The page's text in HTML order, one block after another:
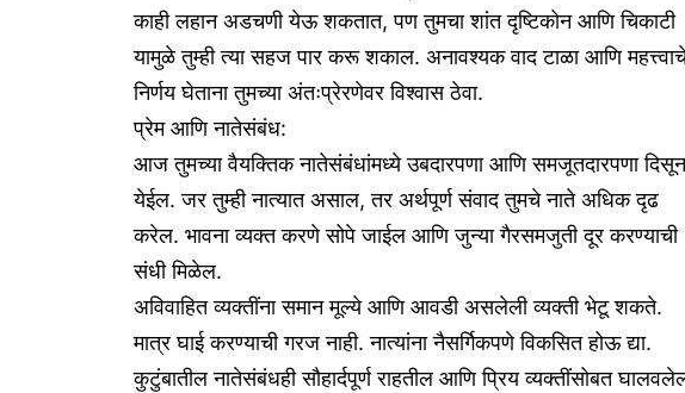
काही लहान अडचणी येऊ शकतात, पण तुमचा शांत दृष्टिकोन आणि चिकाटी
यामुळे तुम्ही त्या सहज पार करू शकाल. अनावश्यक वाद टाळा आणि
निर्णय घेताना तुमच्या अंतःप्रेरणेवर विश्वास ठेवा.
प्रेम आणि नातेसंबंध:
आज तुमच्या वैयक्तिक नातेसंबंधांमध्ये उबदारपणा आणि समजूतदारपणा दिसून
येईल. जर तुम्ही नात्यात असाल, तर अर्थपूर्ण संवाद तुमचे नाते अधिक दृढ
करेल. भावना व्यक्त करणे सोपे जाईल आणि जुन्या गैरसमजुती दूर करण्याची
संधी मिळेल.
अविवाहित व्यक्तींना समान मूल्ये आणि आवडी असलेली व्यक्ती भेटू शकते.
मात्र घाई करण्याची गरज नाही. नात्यांना नैसर्गिकपणे विकसित होऊ द्या.
कुटुंबातील नातेसंबंधही सौहार्दपूर्ण राहतील आणि प्रिय व्यक्तींसोबत